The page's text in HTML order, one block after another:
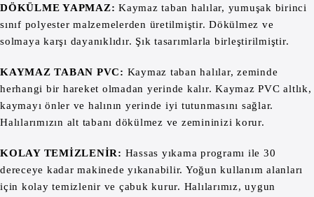
DÖKÜLME YAPMAZ: Kaymaz taban halılar, yumuşak birinci
sınıf polyester malzemelerden üretilmiştir. Dökülmez ve
solmaya karşı dayanıklıdır. Şık tasarımlarla birleştirilmiştir.
KAYMAZ TABAN PVC: Kaymaz taban halılar, zeminde
herhangi bir hareket olmadan yerinde kalır. Kaymaz PVC altlık,
kaymayı önler ve halının yerinde iyi tutunmasını sağlar.
Halılarımızın alt tabanı dökülmez ve zemininizi korur.
KOLAY TEMİZLENİR: Hassas yıkama programı ile 30
dereceye kadar makinede yıkanabilir. Yoğun kullanım alanları
için kolay temizlenir ve çabuk kurur. Halılarımız, uygun